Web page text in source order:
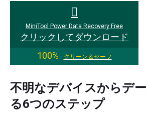
MiniTool Power Data Recovery Free
クリックしてダウンロード
100%
クリーン＆セーフ
不明なデバイスからデ
る6つのステップ